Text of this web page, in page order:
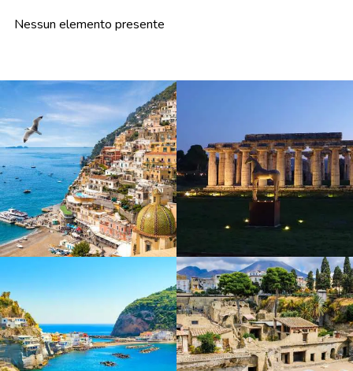
Nessun elemento presente